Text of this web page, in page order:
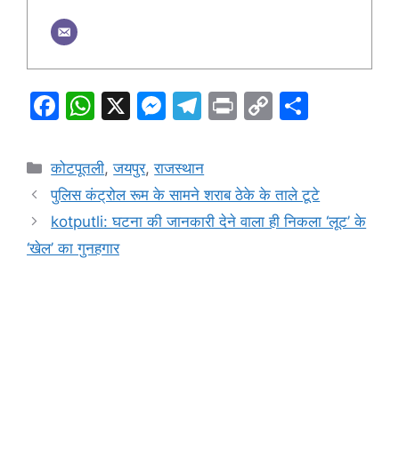
F
c
e
b
o
W
at
s
A
p
X
M
s
s
e
T
e
gr
a
Pr C
y
Li
e
Categories
कोटपूतली,जयपुर,राजस्थान
पुलिस कंट्रोल रूम के सामने शराब ठेके के ताले टूटे
kotputli: घटना की जानकारी देने वाला ही निकला ‘लूट’ के
‘खेल’ का गुनहगार